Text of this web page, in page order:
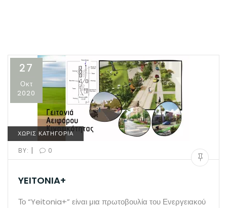
27
Οκτ
2020
ΧΩΡΙΣ ΚΑΤΗΓΟΡΙΑ
BY: | 0
YEITONIA+
Το “Yeitonia+” είναι μια πρωτοβουλία του Ενεργειακού